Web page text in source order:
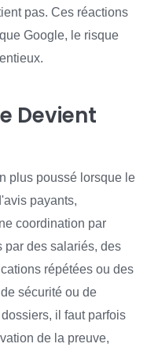
pas. Ces réactions
Google, le risque
Devient
plus poussé lorsque le
payants,
coordination par
par des salariés, des
répétées ou des
sécurité ou de
il faut parfois
de la preuve,